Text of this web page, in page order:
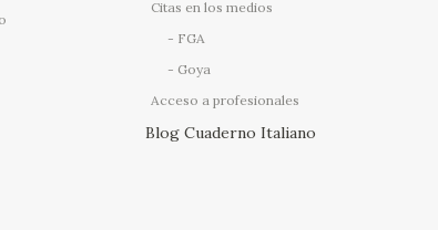
Citas en los medios
FGA
Goya
Acceso a profesionales
Blog Cuaderno Italiano